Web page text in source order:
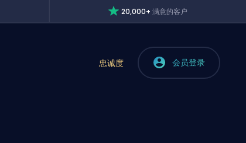
20,000+满意的客户
忠诚度 会员登录